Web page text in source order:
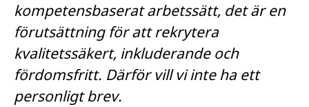
kompetensbaserat arbetssätt, det är en
förutsättning för att rekrytera
kvalitetssäkert, inkluderande och
fördomsfritt. Därför vill vi inte ha ett
personligt brev.